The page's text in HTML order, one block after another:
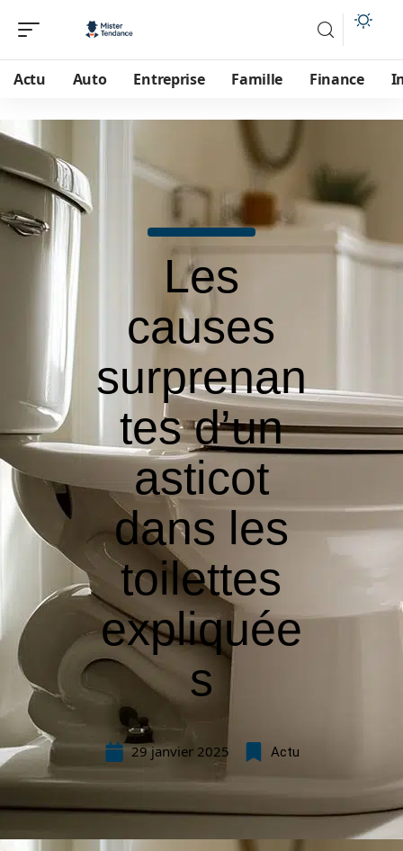
Actu Auto Entreprise Famille Finance
Les
causes
surprenan
tes d’un
asticot
dans les
toilettes
expliquée
s
29 janvier 2025 Actu